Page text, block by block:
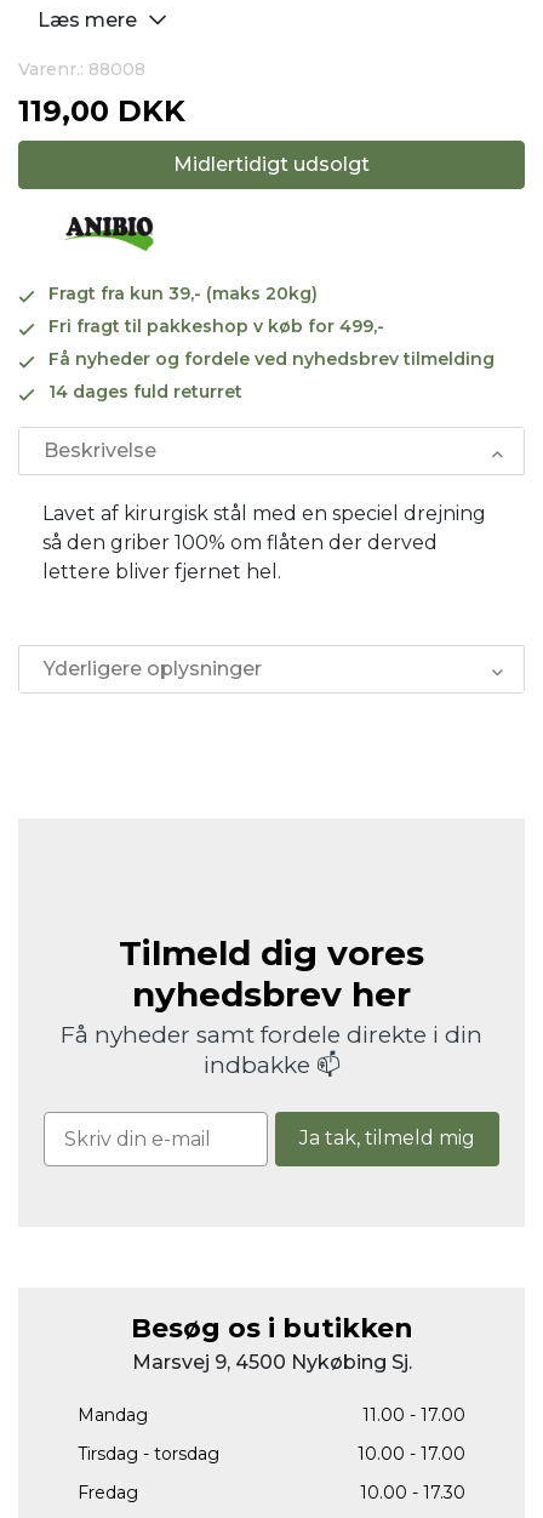
Læs mere
Varenr.: 88008
119,00 DKK
Midlertidigt udsolgt
Fragt fra kun 39,- (maks 20kg)
Fri fragt til pakkeshop v køb for 499,-
Få nyheder og fordele ved nyhedsbrev tilmelding
14 dages fuld returret
Beskrivelse
Lavet af kirurgisk stål med en speciel drejning
så den griber 100% om flåten der derved
lettere bliver fjernet hel.
Yderligere oplysninger
Tilmeld dig vores
nyhedsbrev her
Få nyheder samt fordele direkte i din
indbakke 📫
Ja tak, tilmeld mig
Besøg os i butikken
Marsvej 9, 4500 Nykøbing Sj.
Mandag
11.00 - 17.00
Tirsdag - torsdag
10.00 - 17.00
Fredag
10.00 - 17.30